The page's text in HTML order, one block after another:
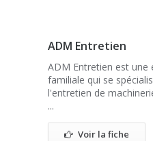
ADM Entretien
ADM Entretien est une
familiale qui se
l'entretien de
...
Voir la fiche